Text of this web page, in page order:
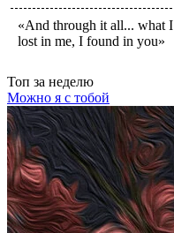
«And through it all... what I
lost in me, I found in you»
Топ за неделю
Можно я с тобой